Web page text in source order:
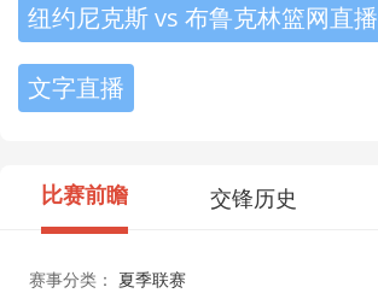
纽约尼克斯 vs 布鲁克林篮网直播
文字直播
比赛前瞻 交锋历史
赛事分类： 夏季联赛